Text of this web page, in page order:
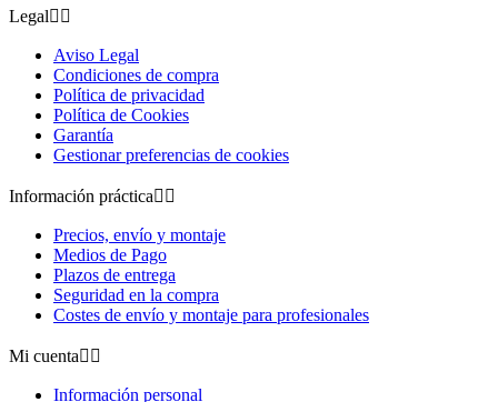
Legal 
Aviso Legal
Condiciones de compra
Política de privacidad
Política de Cookies
Garantía
Gestionar preferencias de cookies
Información práctica 
Precios, envío y montaje
Medios de Pago
Plazos de entrega
Seguridad en la compra
Costes de envío y montaje para profesionales
Mi cuenta 
Información personal